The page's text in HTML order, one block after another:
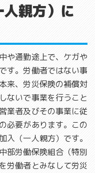
親方）に
や通勤途上で、ケガや
す。労働者ではない事
来、労災保険の補償対
ないで事業を行うこと
業者及びその事業に従
必要があります。この
入（一人親方）です。
部労働保険組合（特別
労働者とみなして労災